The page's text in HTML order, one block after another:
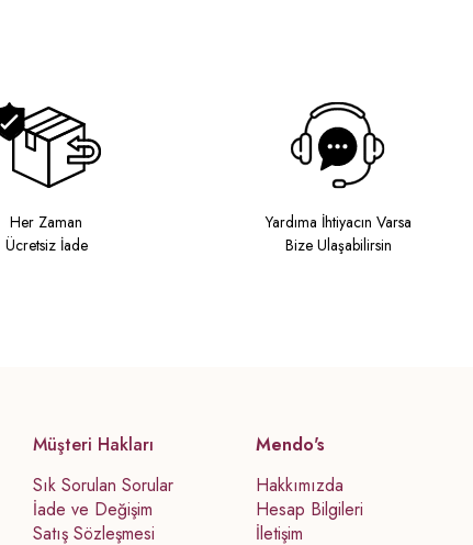
Her Zaman
Ücretsiz İade
Yardıma İhtiyacın Varsa
Bize Ulaşabilirsin
Müşteri Hakları
Sık Sorulan Sorular
İade ve Değişim
Satış Sözleşmesi
Mendo's
Hakkımızda
Hesap Bilgileri
İletişim